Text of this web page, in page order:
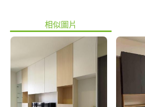
相似圖片